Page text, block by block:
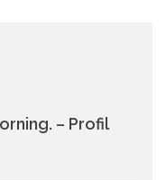
– Profil